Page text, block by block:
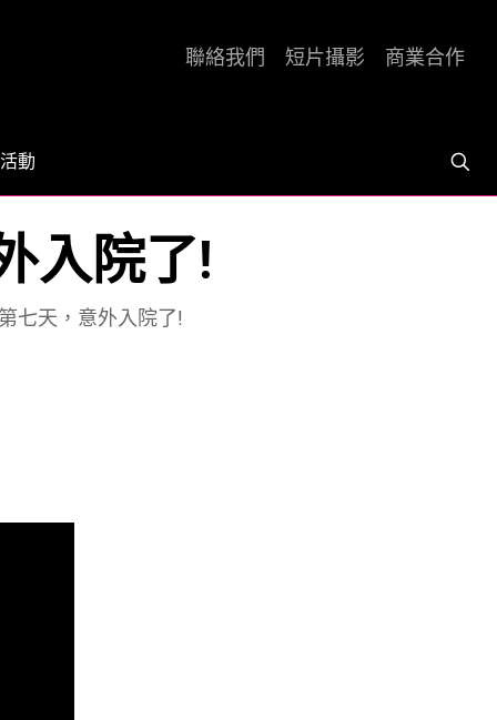
活動
聯絡我們 短片攝影 商業合作
入院了!
七天，意外入院了!